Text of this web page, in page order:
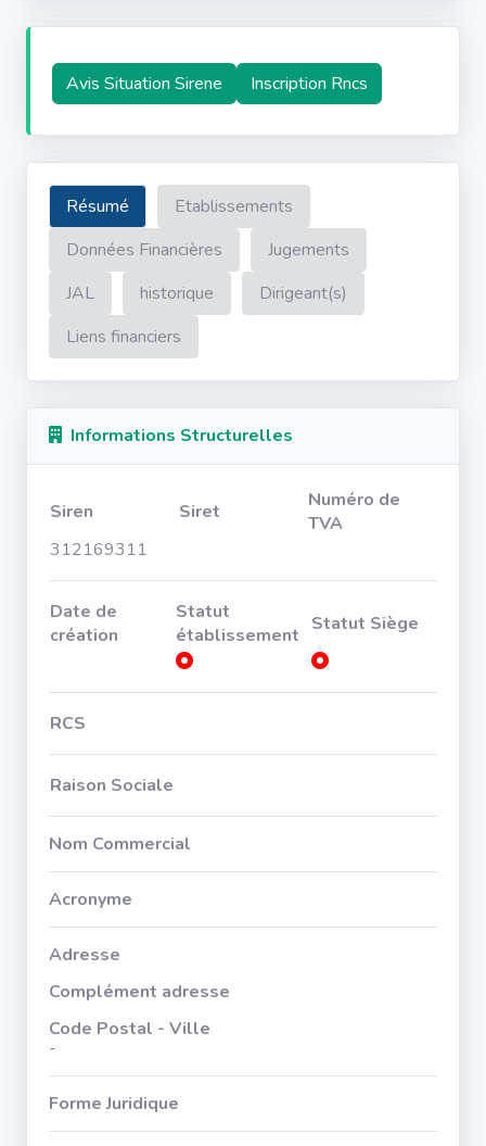
Avis Situation Sirene Inscription Rncs
Résumé
Etablissements
Données Financières
Jugements
JAL
historique
Dirigeant(s)
Liens financiers
Informations Structurelles
Siren Siret
Numéro de
TVA
312169311
Date de
création
Statut
établissement Statut Siège
RCS
Raison Sociale
Nom Commercial
Acronyme
Adresse
Complément adresse
Code Postal - Ville
-
Forme Juridique